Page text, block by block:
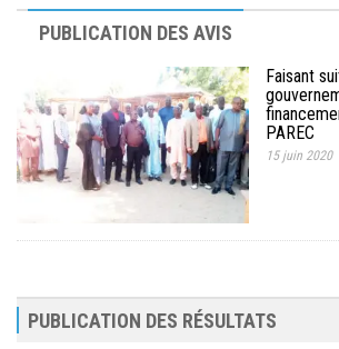
ACTIVITÉS
MARCHÉS
SUIVI-EVALUATION
LANGUES
PUBLICATION DES AVIS
Faisant
PAREC
15 juin 2020
PUBLICATION DES RÉSULTATS